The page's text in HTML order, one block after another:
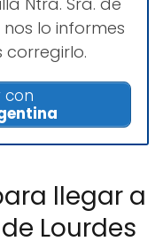
lo informes
con
llegar a
Lourdes